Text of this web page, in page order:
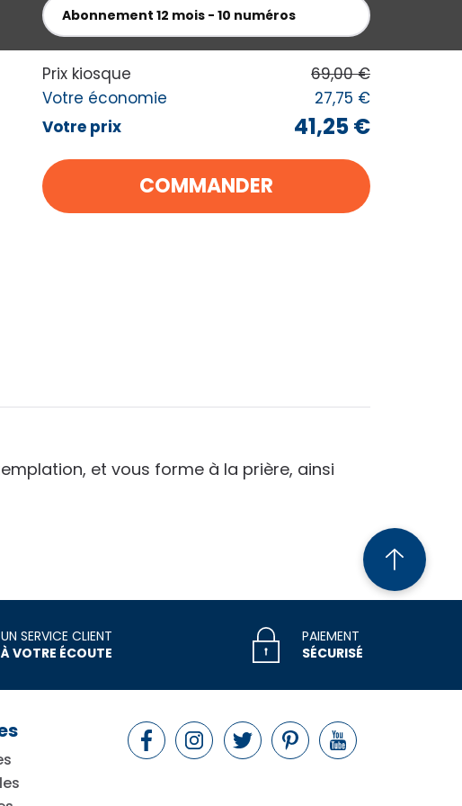
Abonnement 12 mois - 10 numéros
Prix kiosque
69,00 €
Votre économie
27,75 €
Votre prix
41,25 €
COMMANDER
et vous forme à la prière, ainsi
UN SERVICE CLIENT
À VOTRE ÉCOUTE
PAIEMENT
SÉCURISÉ